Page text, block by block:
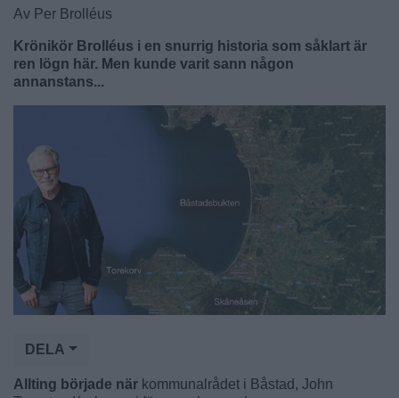
Av Per Brolléus
Krönikör Brolléus i en snurrig historia som såklart är
ren lögn här. Men kunde varit sann någon
annanstans...
DELA
Allting började när kommunalrådet i Båstad, John